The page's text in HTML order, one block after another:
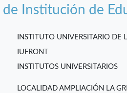
de Institución de
INSTITUTO UNIVERSITARIO DE
IUFRONT
INSTITUTOS UNIVERSITARIOS
LOCALIDAD AMPLIACIÓN LA